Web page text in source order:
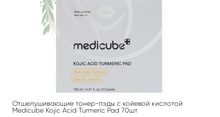
Отшелушивающие тонер-пэды с койевой кислотой
Medicube Kojic Acid Turmeric Pad 70шт